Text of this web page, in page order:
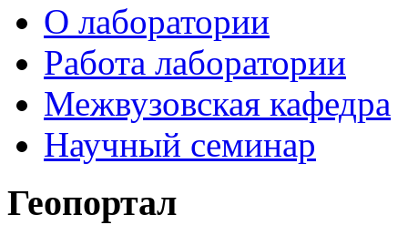
О лаборатории
Работа лаборатории
Межвузовская кафедра
Научный семинар
Геопортал